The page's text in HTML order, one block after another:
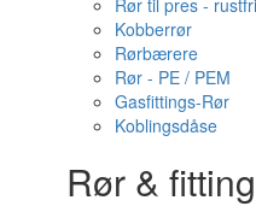
Rør til pres - rustfri
Kobberrør
Rørbærere
Rør - PE / PEM
Gasfittings-Rør
Koblingsdåse
Rør &